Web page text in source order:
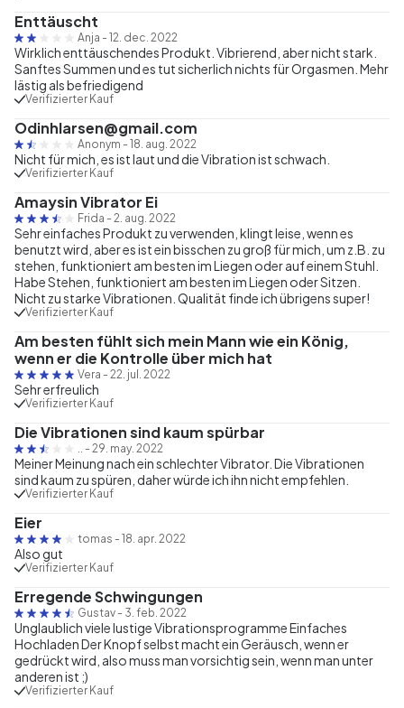
Enttäuscht
Anja - 12. dec. 2022
Wirklich enttäuschendes Produkt. Vibrierend, aber nicht stark.
Sanftes Summen und es tut sicherlich nichts für Orgasmen. Mehr
lästig als befriedigend
Verifizierter Kauf
Odinhlarsen@gmail.com
Anonym - 18. aug. 2022
Nicht für mich, es ist laut und die Vibration ist schwach.
Verifizierter Kauf
Amaysin Vibrator Ei
Frida - 2. aug. 2022
Sehr einfaches Produkt zu verwenden, klingt leise, wenn es
benutzt wird, aber es ist ein bisschen zu groß für mich, um z.B. zu
stehen, funktioniert am besten im Liegen oder auf einem Stuhl.
Habe Stehen, funktioniert am besten im Liegen oder Sitzen.
Nicht zu starke Vibrationen. Qualität finde ich übrigens super!
Verifizierter Kauf
Am besten fühlt sich mein Mann wie ein König,
wenn er die Kontrolle über mich hat
Vera - 22. jul. 2022
Sehr erfreulich
Verifizierter Kauf
Die Vibrationen sind kaum spürbar
- 29. may. 2022
Meiner Meinung nach ein schlechter Vibrator. Die Vibrationen
sind kaum zu spüren, daher würde ich ihn nicht empfehlen.
Verifizierter Kauf
Eier
tomas - 18. apr. 2022
Also gut
Verifizierter Kauf
Erregende Schwingungen
Gustav - 3. feb. 2022
Unglaublich viele lustige Vibrationsprogramme Einfaches
Hochladen Der Knopf selbst macht ein Geräusch, wenn er
gedrückt wird, also muss man vorsichtig sein, wenn man unter
anderen ist ;)
Verifizierter Kauf